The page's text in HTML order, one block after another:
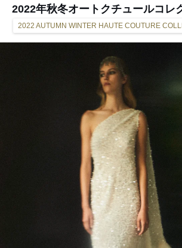
2022年秋冬オートクチュールコレ
2022 AUTUMN WINTER HAUTE COUTURE